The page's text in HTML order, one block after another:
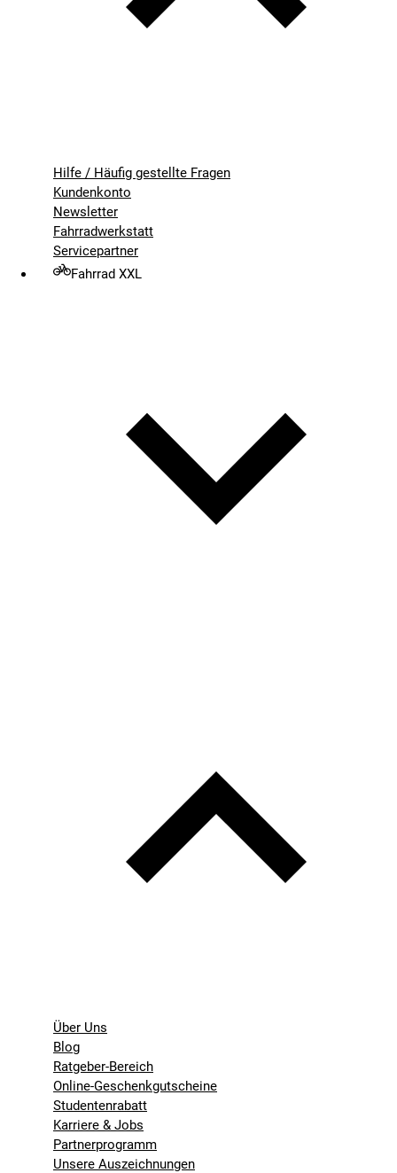
Hilfe / Häufig gestellte Fragen
Kundenkonto
Newsletter
Fahrradwerkstatt
Servicepartner
Fahrrad XXL
Über Uns
Blog
Ratgeber-Bereich
Online-Geschenkgutscheine
Studentenrabatt
Karriere & Jobs
Partnerprogramm
Unsere Auszeichnungen